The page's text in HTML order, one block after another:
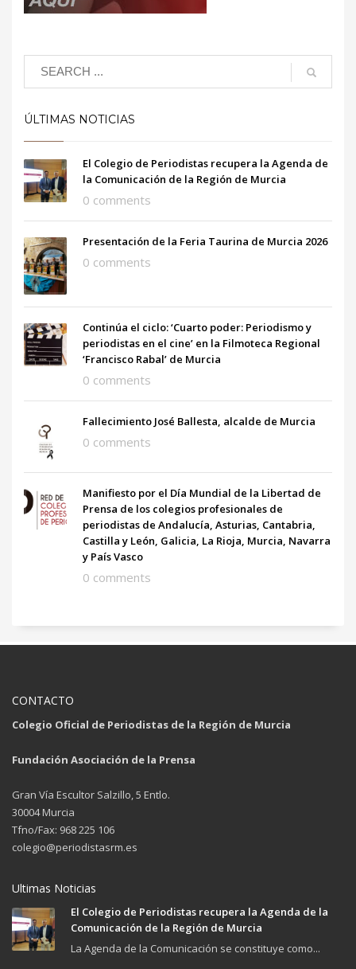
ÚLTIMAS NOTICIAS
El Colegio de Periodistas recupera la Agenda de
la Comunicación de la Región de Murcia
0 comments
Presentación de la Feria Taurina de Murcia 2026
0 comments
Continúa el ciclo: ‘Cuarto poder: Periodismo y
periodistas en el cine’ en la Filmoteca Regional
‘Francisco Rabal’ de Murcia
0 comments
Fallecimiento José Ballesta, alcalde de Murcia
0 comments
Manifiesto por el Día Mundial de la Libertad de
Prensa de los colegios profesionales de
periodistas de Andalucía, Asturias, Cantabria,
Castilla y León, Galicia, La Rioja, Murcia, Navarra
y País Vasco
0 comments
CONTACTO
Colegio Oficial de Periodistas de la Región de Murcia
Fundación Asociación de la Prensa
Gran Vía Escultor Salzillo, 5 Entlo.
30004 Murcia
Tfno/Fax: 968 225 106
colegio@periodistasrm.es
Ultimas Noticias
El Colegio de Periodistas recupera la Agenda de la
Comunicación de la Región de Murcia
La Agenda de la Comunicación se constituye como...